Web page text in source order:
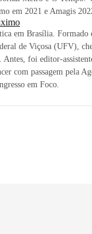
em 2021 e Amagis
em Brasília. Formado
de Viçosa (UFV),
Antes, foi editor-
com passagem pela
em Foco.